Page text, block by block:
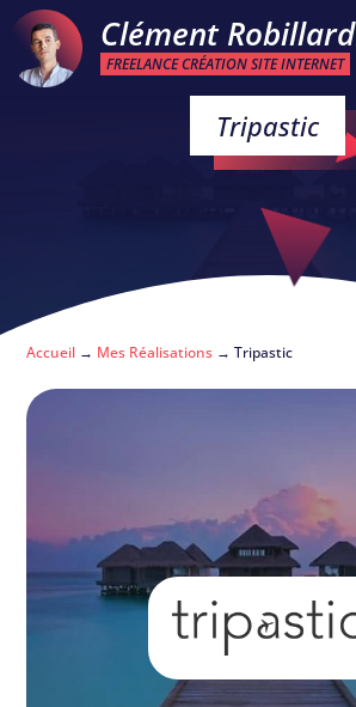
Clément Robillard
FREELANCE CRÉATION SITE INTERNET
Tripastic
Accueil → Mes Réalisations →Tripastic